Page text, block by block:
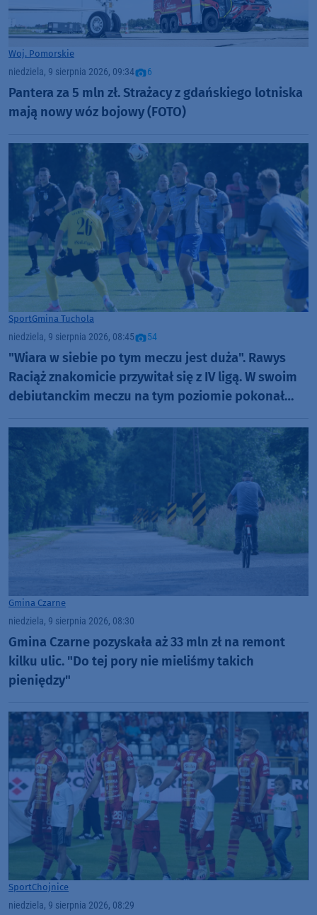
Woj. Pomorskie
niedziela, 9 sierpnia 2026, 09:34 6
Pantera za 5 mln zł. Strażacy z gdańskiego lotniska
mają nowy wóz bojowy (FOTO)
SportGmina Tuchola
niedziela, 9 sierpnia 2026, 08:45 54
"Wiara w siebie po tym meczu jest duża". Rawys
Raciąż znakomicie przywitał się z IV ligą. W swoim
debiutanckim meczu na tym poziomie pokonał
Gmina Czarne
niedziela, 9 sierpnia 2026, 08:30
Gmina Czarne pozyskała aż 33 mln zł na remont
kilku ulic. "Do tej pory nie mieliśmy takich
pieniędzy"
SportChojnice
niedziela, 9 sierpnia 2026, 08:29